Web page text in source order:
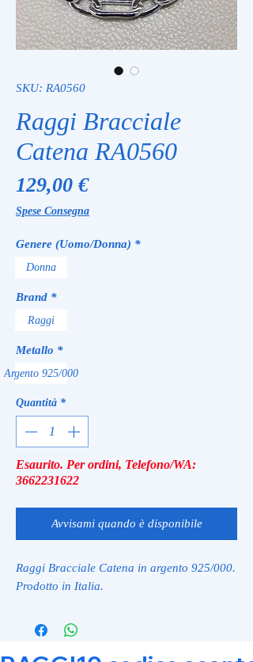
SKU: RA0560
Raggi Bracciale
Catena RA0560
129,00 €Prezzo
Spese Consegna
Genere (Uomo/Donna) *
Donna
Brand *
Raggi
Metallo *
Argento 925/000
Quantità *
Esaurito. Per ordini, Telefono/WA:
3662231622
Avvisami quando è disponibile
Raggi Bracciale Catena in argento 925/000.
Prodotto in Italia.